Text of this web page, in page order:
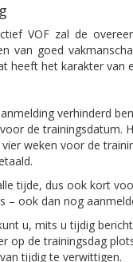
VOF zal de
van goed
heeft het karakter van
verhinderd
de trainingsdatum.
weken voor de
tijde, dus ook kort
– ook dan nog
u, mits u tijdig
op de trainingsdag
tijdig te verwittigen.